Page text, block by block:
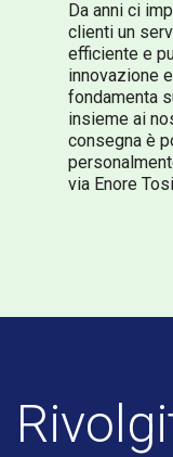
Da anni ci
clienti un
efficiente e
innovazione
fondamenta
insieme ai
consegna è
via Enore